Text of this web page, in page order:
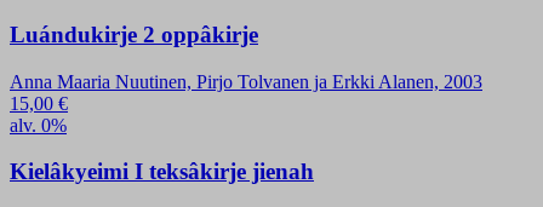
Luándukirje 2 oppâkirje
Anna Maaria Nuutinen, Pirjo Tolvanen ja Erkki Alanen, 2003
15,00 €
alv. 0%
Kielâkyeimi I teksâkirje jienah